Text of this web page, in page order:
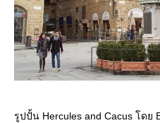
รูปปั้น Hercules and Cacus โดย